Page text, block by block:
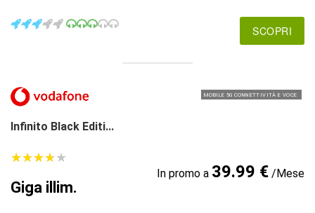
SCOPRI
MOBILE 5G CONNETTIVITÀ E VOCE
Infinito Black Editi...
★★★★★
★★★★★
Giga illim.
In promo a 39.99 €/Mese